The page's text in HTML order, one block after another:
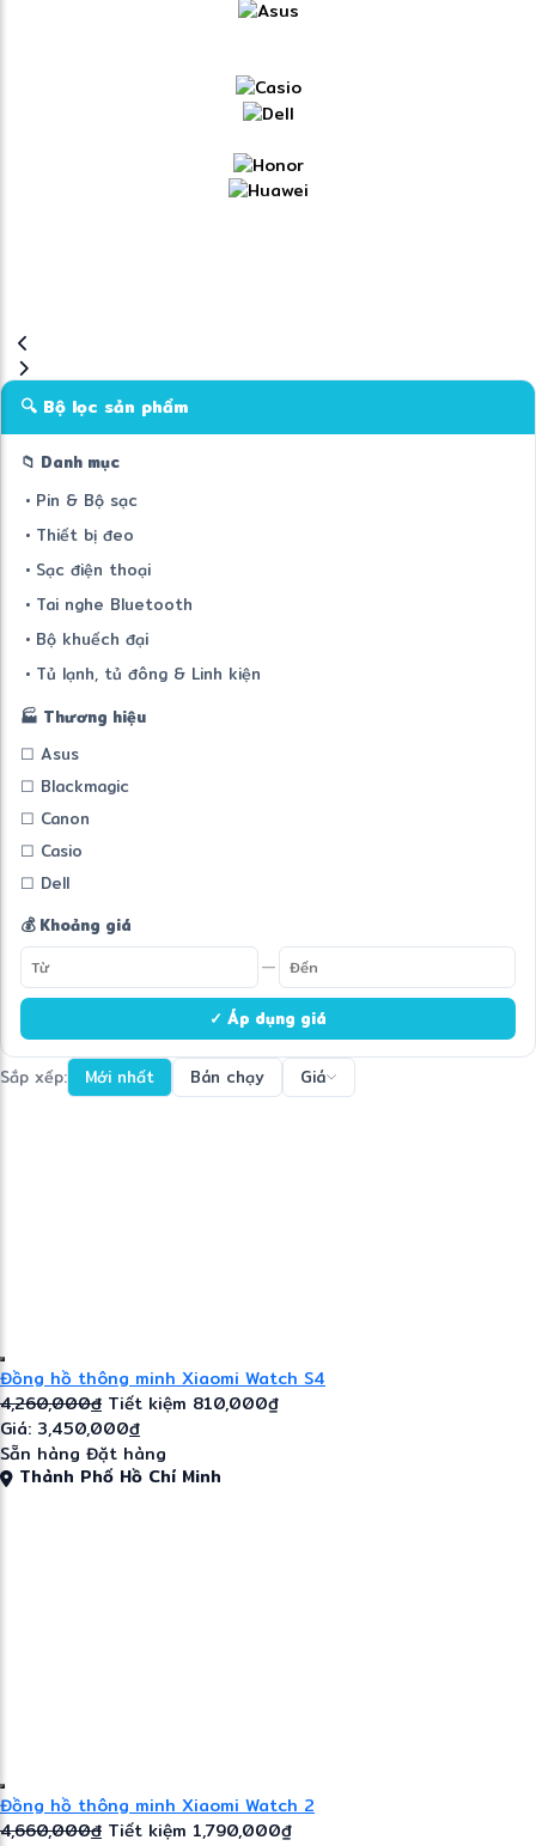
🔍 Bộ lọc sản phẩm
📁 Danh mục
• Pin & Bộ sạc
• Thiết bị đeo
• Sạc điện thoại
• Tai nghe Bluetooth
• Bộ khuếch đại
• Tủ lạnh, tủ đông & Linh kiện
🏭 Thương hiệu
☐ Asus
☐ Blackmagic
☐ Canon
☐ Casio
☐ Dell
💰 Khoảng giá
—
✓ Áp dụng giá
Sắp xếp: Mới nhất Bán chạy Giá
Đồng hồ thông minh Xiaomi Watch S4
4,260,000đ Tiết kiệm 810,000₫
Giá: 3,450,000đ
Sẵn hàng Đặt hàng
Thành Phố Hồ Chí Minh
Đồng hồ thông minh Xiaomi Watch 2
4,660,000đ Tiết kiệm 1,790,000₫